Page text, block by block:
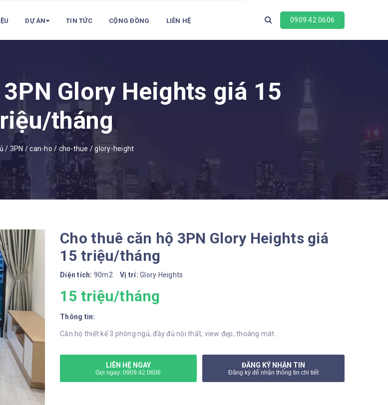
DỰ ÁN TIN TỨC CỘNG ĐỒNG LIÊN HỆ 0909.42.0606
Glory Heights giá 15
tháng
/ 3PN / can-ho / cho-thue / glory-height
Cho thuê căn hộ 3PN Glory Heights giá
15 triệu/tháng
Diện tích: 90m2 Vị trí: Glory Heights
15 triệu/tháng
Thông tin:
Căn hộ thiết kế 3 phòng ngủ, đầy đủ nội thất, view đẹp, thoáng mát.
LIÊN HỆ NGAY
Gọi ngay: 0909.42.0606
ĐĂNG KÝ NHẬN TIN
Đăng ký để nhận thông tin chi tiết